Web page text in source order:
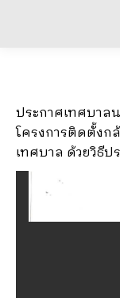
ประกาศเทศบาล
โครงการติดตั้งก
เทศบาล ด้วยวิธีป